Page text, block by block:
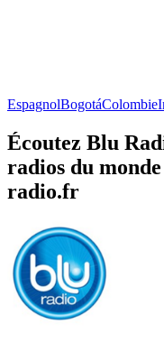
EspagnolBogotáColombie
Écoutez Blu
radios du
radio.fr